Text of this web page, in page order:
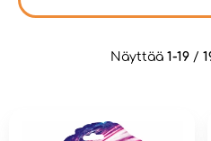
Näyttää 1-19 /